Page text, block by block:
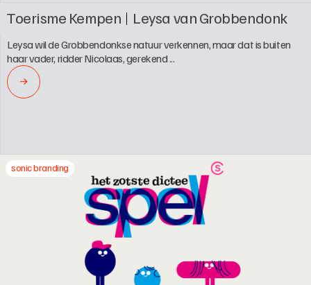
Toerisme Kempen Leysa van Grobbendonk
Leysa wil de Grobbendonkse natuur verkennen, maar dat is buiten
haar vader, ridder Nicolaas, gerekend ...
→
sonic branding